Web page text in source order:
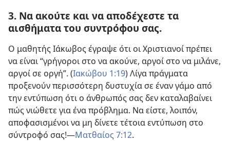
3. Να ακούτε και να αποδέχεστε τα
αισθήματα του συντρόφου σας.
Ο μαθητής Ιάκωβος έγραψε ότι οι Χριστιανοί πρέπει
να είναι “γρήγοροι στο να ακούνε, αργοί στο να μιλάνε,
αργοί σε οργή”. (Ιακώβου 1:19) Λίγα πράγματα
προξενούν περισσότερη δυστυχία σε έναν γάμο από
την εντύπωση ότι ο άνθρωπός σας δεν καταλαβαίνει
πώς νιώθετε για ένα πρόβλημα. Να είστε, λοιπόν,
αποφασισμένοι να μη δίνετε τέτοια εντύπωση στο
σύντροφό σας!—Ματθαίος 7:12.